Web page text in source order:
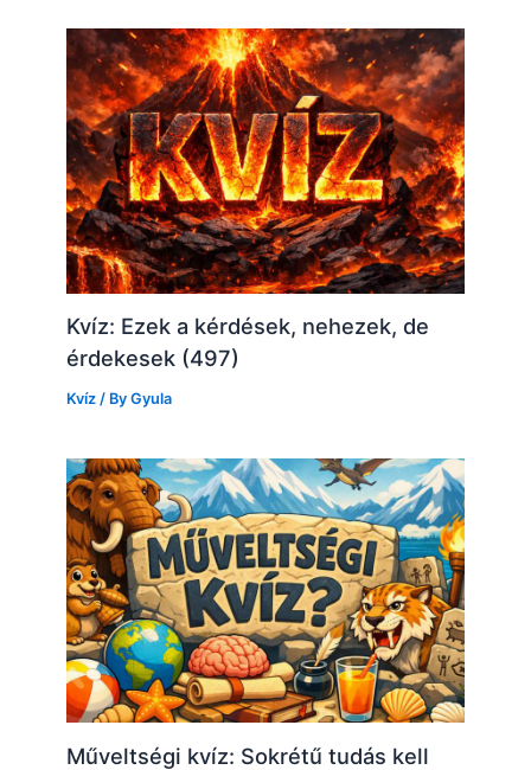
Kvíz: Ezek a kérdések, nehezek, de
érdekesek (497)
Kvíz / ByGyula
Műveltségi kvíz: Sokrétű tudás kell